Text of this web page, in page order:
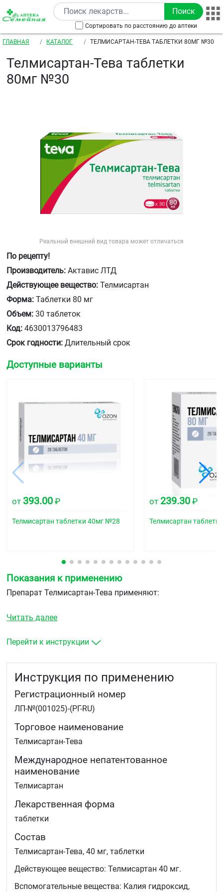
Перейти к основному содержанию
Сортировать по расстоянию до аптеки
Строка навигации
ГЛАВНАЯ КАТАЛОГ ТЕЛМИСАРТАН-ТЕВА ТАБЛЕТКИ 80МГ №30
Телмисартан-Тева таблетки
80мг №30
Реальный внешний вид товара может отличаться
По рецепту!
Производитель: Актавис ЛТД
Действующее вещество: Телмисартан
Форма: Таблетки 80 мг
Объем: 30 таблеток
Код: 4630013796483
Срок годности: Длительный срок
Доступные варианты
от 393.00 ₽
Телмисартан таблетки 40мг №28
от 239.30 ₽
Телмисартан
Показания к применению
Препарат Телмисартан-Тева применяют:
давления (артериальной гипертензии) у взрослых
для профилактики сердечно-сосудистых
заболеваний: у пациентов с ишемической
анамнезе, у пациентов с сахарным диабетом
2 типа с подтверждённым поражением органов-
мишеней.
Если улучшение не наступило или Вы чувствуете
ухудшение, Вам необходимо обратиться к врачу.
Читать далее
Перейти к инструкции
Инструкция по применению
Регистрационный номер
ЛП-№(001025)-(РГ-RU)
Торговое наименование
Телмисартан-Тева
Международное непатентованное
наименование
Телмисартан
Лекарственная форма
таблетки
Состав
Телмисартан-Тева, 40 мг, таблетки
Действующее вещество: Телмисартан 40 мг.
Вспомогательные вещества: Калия гидроксид,